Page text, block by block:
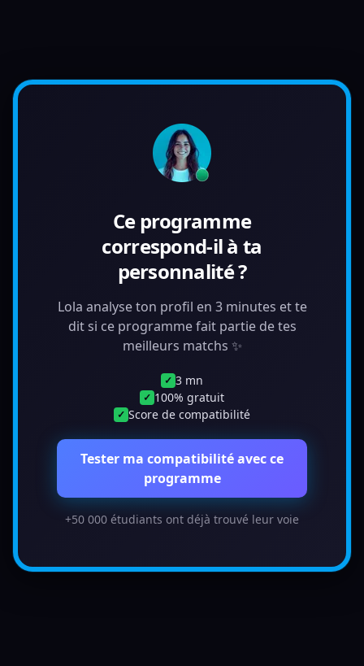
Ce programme
correspond-il à ta
personnalité ?
Lola analyse ton profil en 3 minutes et te
dit si ce programme fait partie de tes
meilleurs matchs ✨
✓ 3 mn
✓ 100% gratuit
✓ Score de compatibilité
Tester ma compatibilité avec ce
programme
+50 000 étudiants ont déjà trouvé leur voie